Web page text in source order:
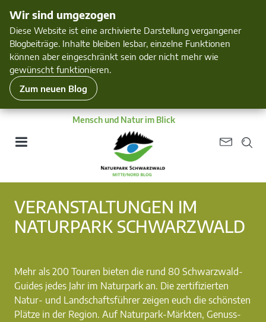
Wir sind umgezogen
Diese Website ist eine archivierte Darstellung vergangener
Blogbeiträge. Inhalte bleiben lesbar, einzelne Funktionen
können aber eingeschränkt sein oder nicht mehr wie
gewünscht funktionieren.
Zum neuen Blog
Mensch und Natur im Blick
VERANSTALTUNGEN IM
NATURPARK SCHWARZWALD
Mehr als 200 Touren bieten die rund 80 Schwarzwald-
Guides jedes Jahr im Naturpark an. Die zertifizierten
Natur- und Landschaftsführer zeigen euch die schönsten
Plätze in der Region. Auf Naturpark-Märkten, Genuss-